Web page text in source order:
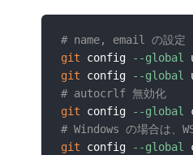
# name, email の設定
git config --global
git config --global
# autocrlf 無効化
git config --global
# Windows の場合は、
git config --global